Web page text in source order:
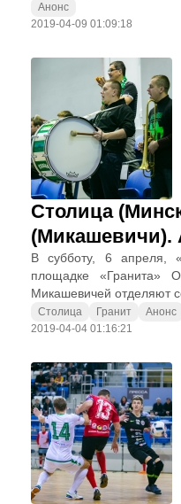
Анонс
2019-04-09 01:09:18
Столица
(Микашевичи).
В субботу, 6 апреля,
площадке «Гранита»
Микашевичей отделяют
Столица Гранит
Анонс
2019-04-04 01:16:21